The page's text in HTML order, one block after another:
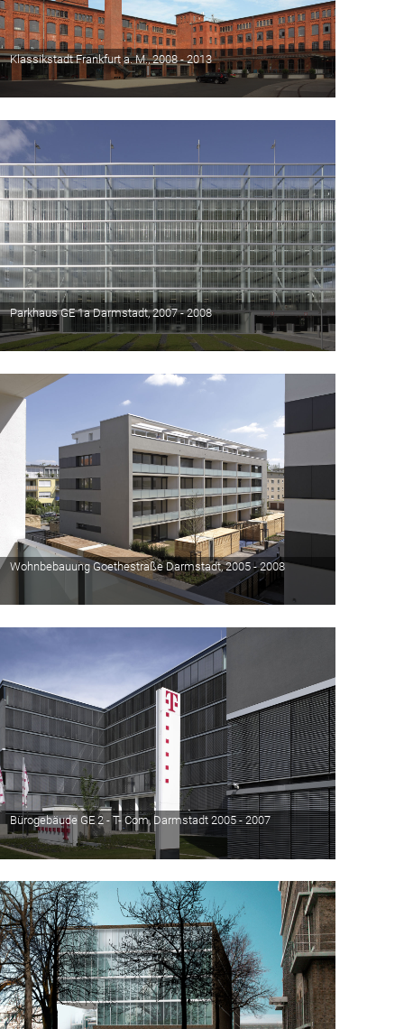
Klassikstadt Frankfurt a. M., 2008 - 2013
Parkhaus GE 1a Darmstadt, 2007 - 2008
Wohnbebauung Goethestraße Darmstadt, 2005 - 2008
Bürogebäude GE 2 - T- Com, Darmstadt 2005 - 2007